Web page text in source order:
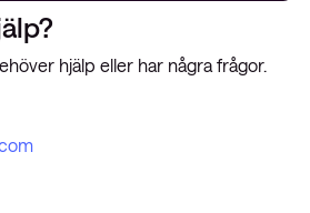
hjälp eller har några frågor.